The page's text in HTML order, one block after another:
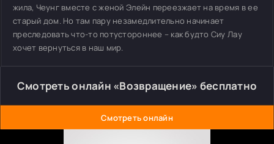
жила, Чеунг вместе с женой Элейн переезжает на время в ее
старый дом. Но там пару незамедлительно начинает
преследовать что-то потустороннее – как будто Сиу Лау
хочет вернуться в наш мир.
Смотреть онлайн «Возвращение» бесплатно
Смотреть онлайн